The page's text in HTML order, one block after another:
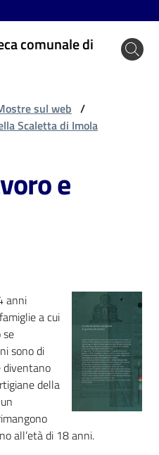
comunale di
sul web /
Scaletta di Imola
e
anni
a cui
sono di
diventano
della
all’età di 18 anni.